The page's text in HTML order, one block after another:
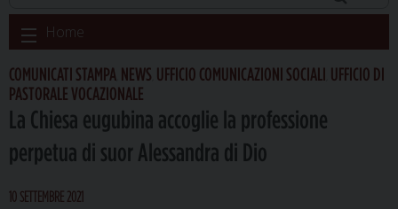
Skip
to
content
Home
COMUNICATI STAMPA NEWS UFFICIO COMUNICAZIONI SOCIALI UFFICIO DI
PASTORALE VOCAZIONALE
La Chiesa eugubina accoglie la professione
perpetua di suor Alessandra di Dio
10 SETTEMBRE 2021